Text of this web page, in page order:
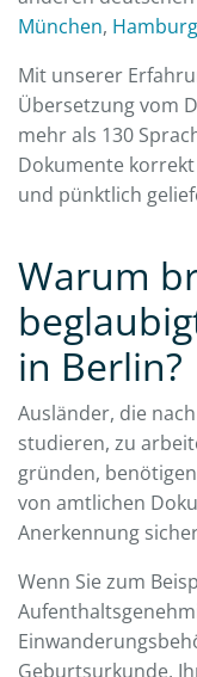
München, Hamburg
Mit unserer
Übersetzung vom
mehr als 130
Dokumente
und pünktlich
Warum
in Berlin?
Ausländer, die
studieren, zu
gründen,
von amtlichen
Anerkennung
Wenn Sie zum
Geburtsurkunde,